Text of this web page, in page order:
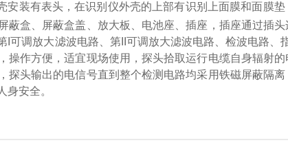
安装有表头，在识别仪外壳的上部有识别上面膜和面膜
蔽盒、屏蔽盒盖、放大板、电池座、插座，插座通过插
I可调放大滤波电路、第 可调放大滤波电路、检波电路、
操作方便，适宜现场使用，探头拾取运行电缆自身辐射
探头输出的电信号直到整个检测电路均采用铁磁屏蔽隔
身安全。